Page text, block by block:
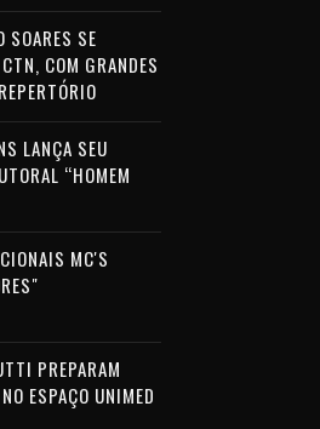
SOARES SE
COM GRANDES
LANÇA SEU
“HOMEM
MC'S
PREPARAM
ESPAÇO UNIMED